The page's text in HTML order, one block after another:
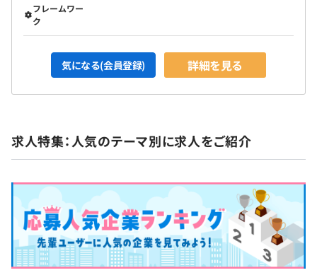
フレームワー
ク
気になる(会員登録) 詳細を見る
求人特集：人気のテーマ別に求人をご紹介